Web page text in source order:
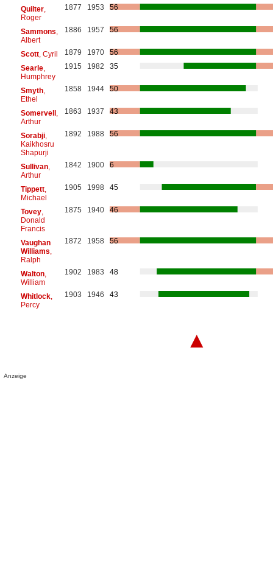
Quilter,
Roger
1877 1953 56
Sammons
Albert
1886 1957 56
Scott, Cyril 1879 1970
56
Searle,
Humphrey
1915 1982 35
Smyth,
Ethel
1858 1944 50
Somervell,
Arthur
1863 1937 43
Sorabji,
Kaikhosru
Shapurji
1892 1988 56
Sullivan,
Arthur
1842 1900 6
Tippett,
Michael
1905 1998 45
Tovey,
Donald
Francis
1875 1940 46
Vaughan
Williams
Ralph
1872 1958 56
Walton,
William
1902 1983 48
Whitlock,
Percy
1903 1946 43
▲
Anzeige